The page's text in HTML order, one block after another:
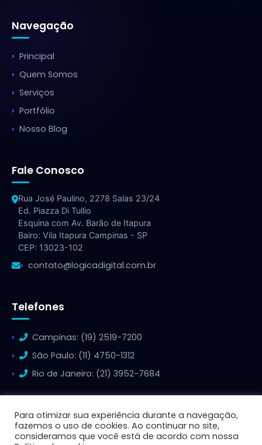
Navegação
Principal
Quem Somos
Serviços
Portfólio
Nosso Blog
Fale Conosco
Rua José Paulino, 2278 Salas 23/24
Ed. Piazza Di Tullio
Esquina com Av. Barão de Itapura
Bairo: Vila Itapura Campinas - SP
CEP: 13023-102
contato@logicadigital.com.br
Telefones
Campinas: (19) 2519-7200
São Paulo: (11) 4750-1312
Rio de Janeiro: (21) 3952-7684
© 2026 Lógica Digital - Todos os direitos reservados.
Para otimizar sua experiência durante a navegação,
fazemos o uso de cookies. Ao continuar no site,
consideramos que você está de acordo com nossa